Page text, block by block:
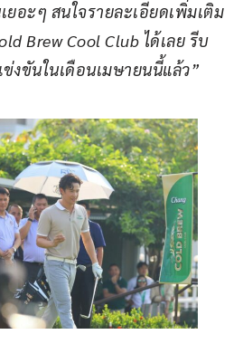
ยอะๆ สนใจรายละเอียดเพิ่มเติม
Brew Cool Club ได้เลย รีบ
งขันในเดือนเมษายนนี้แล้ว”